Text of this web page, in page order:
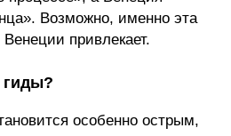
Возможно, именно эта
привлекает.
особенно острым,